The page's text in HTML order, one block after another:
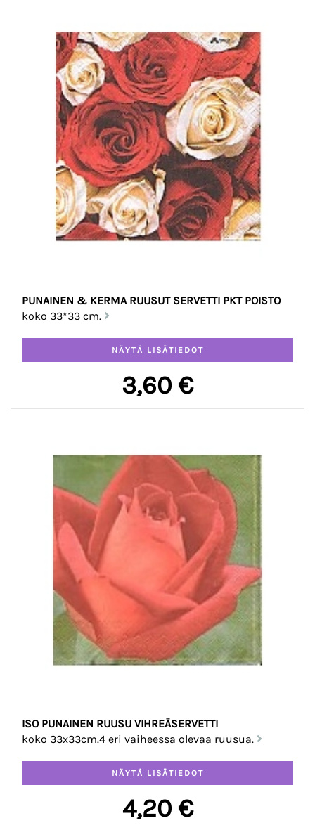
PUNAINEN & KERMA RUUSUT SERVETTI PKT POISTO
koko 33*33 cm.
3,60 €
ISO PUNAINEN RUUSU VIHREÄSERVETTI
koko 33x33cm.4 eri vaiheessa olevaa ruusua.
4,20 €